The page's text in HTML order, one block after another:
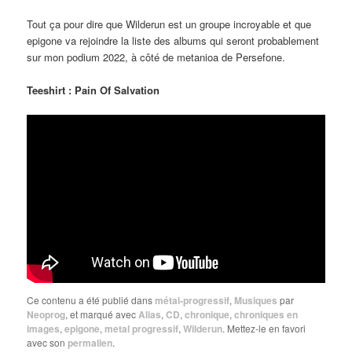
Tout ça pour dire que Wilderun est un groupe incroyable et que
epigone va rejoindre la liste des albums qui seront probablement
sur mon podium 2022, à côté de metanioa de Persefone.
Teeshirt : Pain Of Salvation
Ce contenu a été publié dans métal-progressif, Musiques par
Neoprog, et marqué avecAlias,CD,chronique,chroniques en
images,epigone, metal progressif,Wilderun. Mettez-le en favori
avec son permalien.